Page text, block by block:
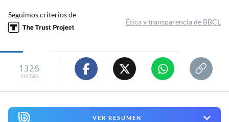
Seguimos criterios de
Ética y transparencia de BBCL
1326
visitas
VER RESUMEN